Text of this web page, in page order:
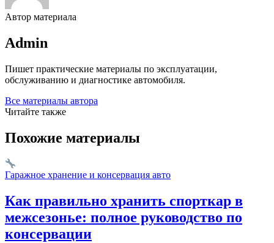
Автор материала
Admin
Пишет практические материалы по эксплуатации,
обслуживанию и диагностике автомобиля.
Все материалы автора
Читайте также
Похожие материалы
Гаражное хранение и консервация авто
Как правильно хранить спорткар в
межсезонье: полное руководство по
консервации